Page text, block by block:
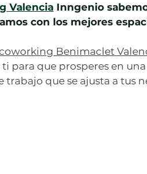
Valencia Inngenio
con los mejores
Benimaclet
para que prosperes en
trabajo que se ajusta a tus